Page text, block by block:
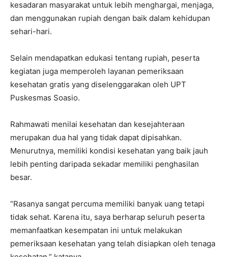
kesadaran masyarakat untuk lebih menghargai, menjaga,
dan menggunakan rupiah dengan baik dalam kehidupan
sehari-hari.
Selain mendapatkan edukasi tentang rupiah, peserta
kegiatan juga memperoleh layanan pemeriksaan
kesehatan gratis yang diselenggarakan oleh UPT
Puskesmas Soasio.
Rahmawati menilai kesehatan dan kesejahteraan
merupakan dua hal yang tidak dapat dipisahkan.
Menurutnya, memiliki kondisi kesehatan yang baik jauh
lebih penting daripada sekadar memiliki penghasilan
besar.
“Rasanya sangat percuma memiliki banyak uang tetapi
tidak sehat. Karena itu, saya berharap seluruh peserta
memanfaatkan kesempatan ini untuk melakukan
pemeriksaan kesehatan yang telah disiapkan oleh tenaga